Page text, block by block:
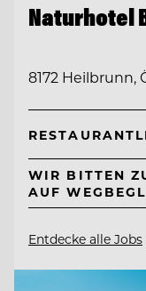
Naturhotel
8172 Heilbrunn,
WIR BITTEN
AUF
Entdecke alle Jobs